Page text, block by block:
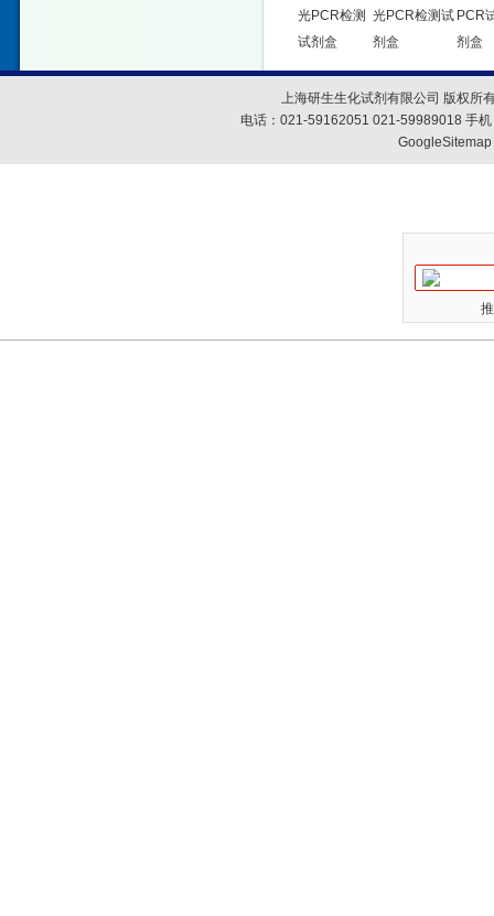
光PCR检测
试剂盒
光PCR检测试
剂盒
PCR
剂盒
上海研生生化试剂有限公司 版权所
电话：021-59162051 021-59989018 手
GoogleSitemap